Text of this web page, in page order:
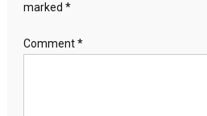
marked *
Comment*